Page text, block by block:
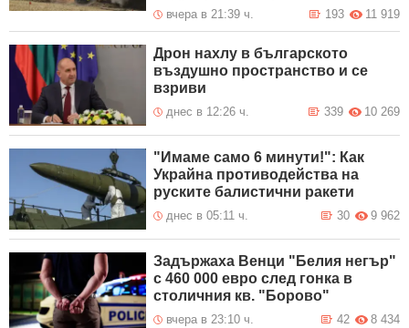
вчера в 21:39 ч. 11 919
193
Дрон нахлу в българското
въздушно пространство и се
взриви
днес в 12:26 ч. 10 269
339
"Имаме само 6 минути!": Как
Украйна противодейства на
руските балистични ракети
днес в 05:11 ч. 9 962
30
Задържаха Венци "Белия негър"
с 460 000 евро след гонка в
столичния кв. "Борово"
вчера в 23:10 ч. 8 434
42